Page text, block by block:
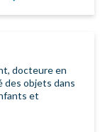
docteure en
des objets dans
et